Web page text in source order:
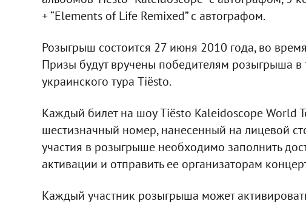
+ “Elements of Life Remixed” с автографом.
Розыгрыш состоится 27 июня 2010 года, во
Призы будут вручены победителям розыгрыша
украинского тура Tiësto.
Каждый билет на шоу Tiёsto Kaleidoscope World
шестизначный номер, нанесенный на лицевой
участия в розыгрыше необходимо заполнить
активации и отправить ее организаторам
Каждый участник розыгрыша может